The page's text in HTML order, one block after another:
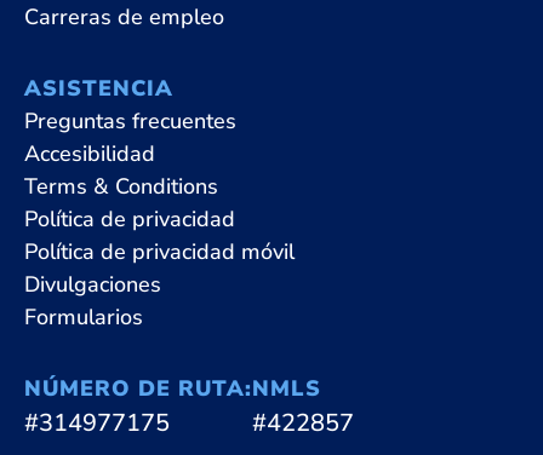
Carreras de empleo
ASISTENCIA
Preguntas frecuentes
Accesibilidad
Terms & Conditions
Política de privacidad
Política de privacidad móvil
Divulgaciones
Formularios
NÚMERO DE RUTA:
#314977175
NMLS
#422857